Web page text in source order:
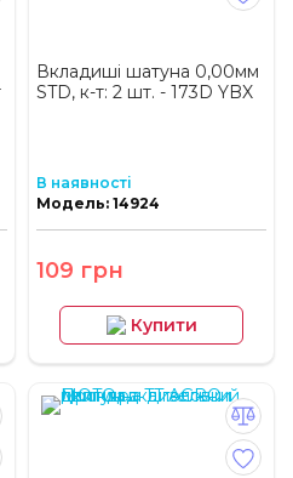
Вкладиші шатуна 0,00мм
STD, к-т: 2 шт. - 173D YBX
В наявності
Модель: 14924
109 грн
Купити